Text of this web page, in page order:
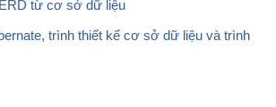
từ cơ sở dữ liệu
trình thiết kế cơ sở dữ liệu và trình